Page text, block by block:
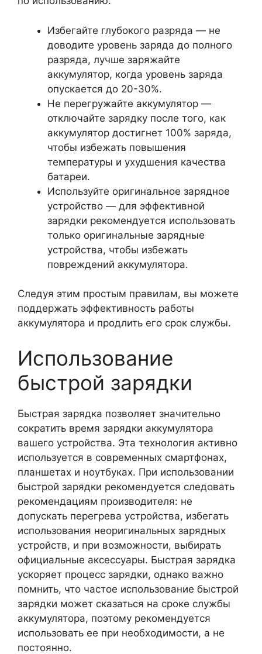
Избегайте глубокого разряда — не
доводите уровень заряда до полного
разряда, лучше заряжайте
аккумулятор, когда уровень заряда
опускается до 20-30%.
Не перегружайте аккумулятор —
отключайте зарядку после того, как
аккумулятор достигнет 100% заряда,
чтобы избежать повышения
температуры и ухудшения качества
батареи.
Используйте оригинальное зарядное
устройство — для эффективной
зарядки рекомендуется использовать
только оригинальные зарядные
устройства, чтобы избежать
повреждений аккумулятора.
Следуя этим простым правилам, вы можете
поддержать эффективность работы
аккумулятора и продлить его срок службы.
Использование
быстрой зарядки
Быстрая зарядка позволяет значительно
сократить время зарядки аккумулятора
вашего устройства. Эта технология активно
используется в современных смартфонах,
планшетах и ноутбуках. При использовании
быстрой зарядки рекомендуется следовать
рекомендациям производителя: не
допускать перегрева устройства, избегать
использования неоригинальных зарядных
устройств, и при возможности, выбирать
официальные аксессуары. Быстрая зарядка
ускоряет процесс зарядки, однако важно
помнить, что частое использование быстрой
зарядки может сказаться на сроке службы
аккумулятора, поэтому рекомендуется
использовать ее при необходимости, а не
постоянно.